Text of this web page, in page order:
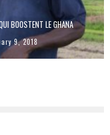
BOOSTENT LE GHANA
9, 2018